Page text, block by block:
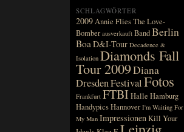
SCHLAGWÖRTER
2009Annie Flies The Love-
Bomber ausverkauft BandBerlin
BoaD&I-Tour Decadence &
Isolation Diamonds Fall
Tour 2009Diana
DresdenFestivalFotos
Frankfurt FTBIHalle Hamburg
HandypicsHannover I'm Waiting For
My Man ImpressionenKill Your